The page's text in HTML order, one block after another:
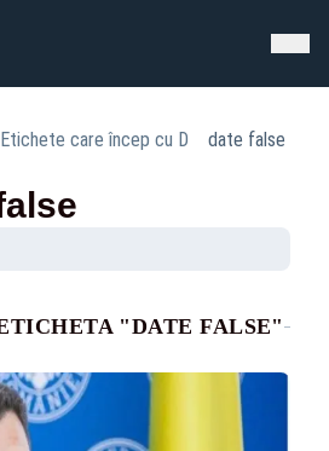
Etichete care încep cu D date false
"DATE FALSE"